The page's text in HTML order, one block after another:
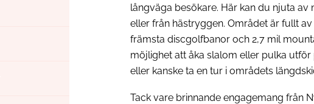
långväga besökare. Här kan du njuta av
eller från hästryggen. Området är fullt av
främsta discgolfbanor och 2,7 mil
möjlighet att åka slalom eller pulka
eller kanske ta en tur i områdets
Tack vare brinnande engagemang från